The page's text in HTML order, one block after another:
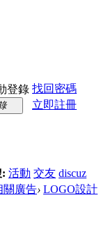
登錄 找回密碼
立即註冊
: 活動 交友 discuz
關廣告› LOGO設計